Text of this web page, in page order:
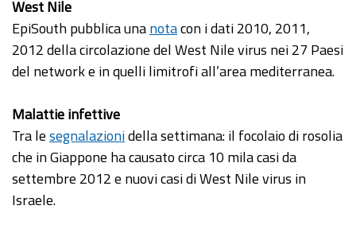
West Nile
EpiSouth pubblica unanotacon i dati 2010, 2011,
2012 della circolazione del West Nile virus nei 27 Paesi
del network e in quelli limitrofi all’area mediterranea.
Malattie infettive
Tra lesegnalazionidella settimana: il focolaio di rosolia
che in Giappone ha causato circa 10 mila casi da
settembre 2012 e nuovi casi di West Nile virus in
Israele.